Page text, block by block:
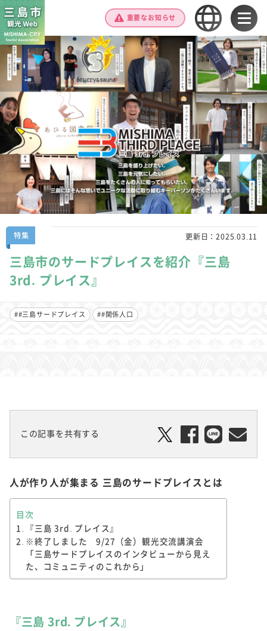
重要なお知らせ
特集 更新日：2025.03.11
三島市のサードプレイスを紹介『三島
3rd. プレイス』
##三島サードプレイス ##関係人口
この記事を共有する
人が作り人が集まる 三島のサードプレイスとは
目次
『三島 3rd. プレイス』
※終了しました 9/27（金）観光交流講演会
「三島サードプレイスのインタビューから見え
た、コミュニティのこれから」
『三島 3rd. プレイス』